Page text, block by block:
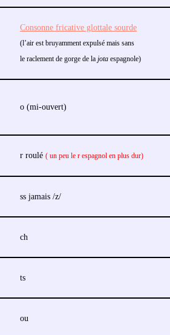
Consonne fricative glottale sourde
(l’air est bruyamment expulsé mais sans
le raclement de gorge de la jota espagnole)
o (mi-ouvert)
r roulé ( un peu le r espagnol en plus dur)
ss jamais /z/
ch
ts
ou